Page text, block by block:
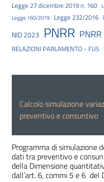
Legge 27 dicembre 2019 n. 160
Legge 160/2019
Legge 232/2016
NID 2023 PNRR
RELAZIONI PARLAMENTO - FUS
Calcolo simulazione
preventivo e consuntivo
Programma di simulazione
dati tra preventivo e
della Dimensione
dall’art. 6, commi 5 e 6